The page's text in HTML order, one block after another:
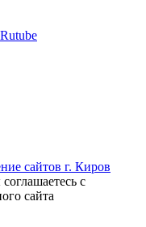
с
сайта